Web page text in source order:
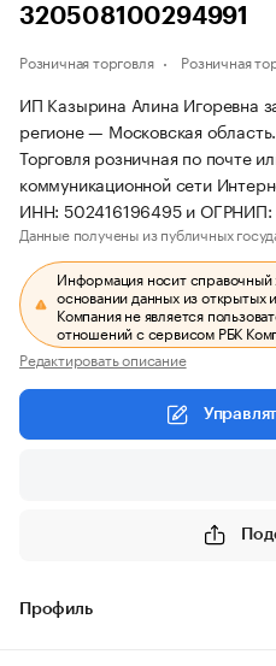
320508100294991
Розничная торговля Розничная
ИП Казырина Алина Игоревна
регионе — Московская
Торговля розничная по почте
коммуникационной сети
ИНН: 502416196495 и
Данные получены из публичных
Информация носит справочный
основании данных из открытых
Компания не является
отношений с сервисом РБК
Редактировать описание
Профиль